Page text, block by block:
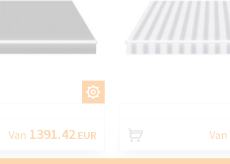
Van 1391.42EUR Van